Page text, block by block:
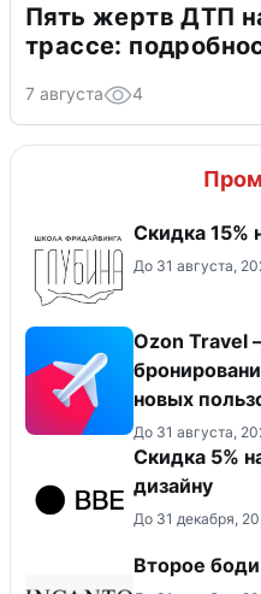
Пять жертв ДТП
трассе:
7 августа 4
Скидка 15%
До 31 августа,
Ozon Travel
новых
До 31 августа,
Скидка 5%
дизайну
До 31 декабря,
Второе